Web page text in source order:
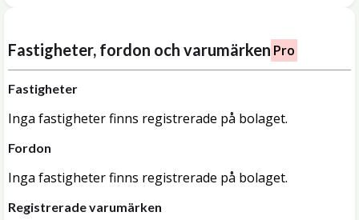
Fastigheter, fordon och varumärken Pro
Fastigheter
Inga fastigheter finns registrerade på bolaget.
Fordon
Inga fastigheter finns registrerade på bolaget.
Registrerade varumärken